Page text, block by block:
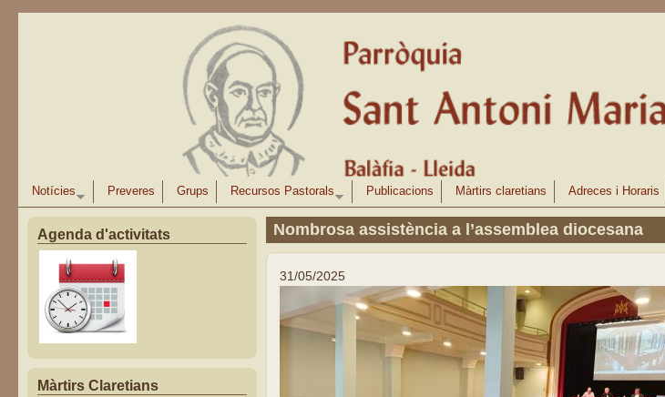
Notícies Preveres Grups Recursos Pastorals Publicacions Màrtirs claretians Adreces i Horaris
Agenda d'activitats
Màrtirs Claretians
Nombrosa assistència a l’assemblea diocesana
31/05/2025